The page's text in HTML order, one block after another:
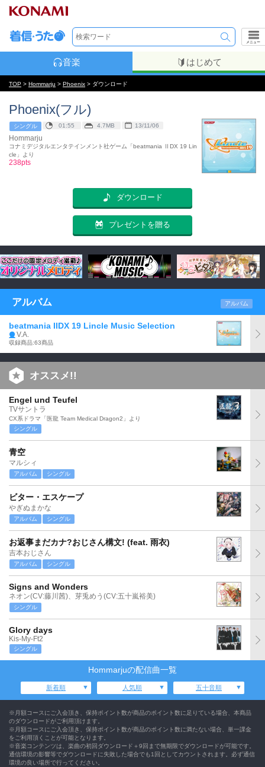
メニュー
音楽 はじめて
TOP > Hommarju > Phoenix > ダウンロード
Phoenix(フル)
シングル 01:55 4.7MB 13/11/06
Hommarju
コナミデジタルエンタテインメント社ゲーム「beatmania ⅡDX 19 Lin
cle」より
238pts
ダウンロード
プレゼントを贈る
アルバム アルバム
beatmania IIDX 19 Lincle Music Selection
V.A.
収録商品:63商品
オススメ!!
Engel und Teufel
TVサントラ
CX系ドラマ「医龍 Team Medical Dragon2」より
シングル
青空
マルシィ
アルバム シングル
ビター・エスケープ
やぎぬまかな
アルバム シングル
お返事まだカナ?おじさん構文! (feat. 雨衣)
吉本おじさん
アルバム シングル
Signs and Wonders
ネオン(CV:藤川茜)、芽兎めう(CV:五十嵐裕美)
シングル
Glory days
Kis-My-Ft2
シングル
Hommarjuの配信曲一覧
新着順 人気順 五十音順
※月額コースにご入会頂き、保持ポイント数が商品のポイント数に足りている場合、本商品
のダウンロードがご利用頂けます。
※月額コースにご入会頂き、保持ポイント数が商品のポイント数に満たない場合、単一課金
をご利用頂くことが可能となります。
※音楽コンテンツは、楽曲の初回ダウンロード＋9回まで無期限でダウンロードが可能です。
通信環境の影響等でダウンロードに失敗した場合でも1回としてカウントされます。必ず通信
環境の良い場所で行ってください。